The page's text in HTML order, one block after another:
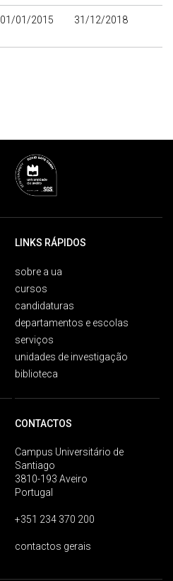
01/01/2015 31/12/2018
LINKS RÁPIDOS
sobre a ua
cursos
candidaturas
departamentos e escolas
serviços
unidades de investigação
biblioteca
CONTACTOS
Campus Universitário de
Santiago
3810-193 Aveiro
Portugal
+351 234 370 200
contactos gerais